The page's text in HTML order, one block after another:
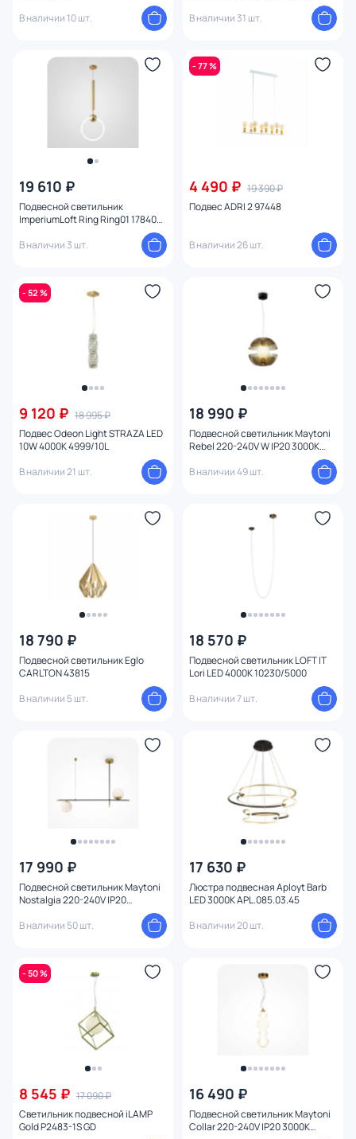
В наличии 10 шт.
В наличии 31 шт.
19 610 ₽
Подвесной светильник
ImperiumLoft Ring Ring01 178407-
В наличии 3 шт.
- 77 %
4 490 ₽ 19 390 ₽
Подвес ADRI 2 97448
В наличии 26 шт.
- 52 %
9 120 ₽ 18 995 ₽
Подвес Odeon Light STRAZA LED
10W 4000K 4999/10L
В наличии 21 шт.
18 990 ₽
Подвесной светильник Maytoni
Rebel 220-240V W IP20 3000K
В наличии 49 шт.
18 790 ₽
Подвесной светильник Eglo
CARLTON 43815
В наличии 5 шт.
18 570 ₽
Подвесной светильник LOFT IT
Lori LED 4000K 10230/5000
В наличии 7 шт.
17 990 ₽
Подвесной светильник Maytoni
Nostalgia 220-240V IP20
В наличии 50 шт.
17 630 ₽
Люстра подвесная Aployt Barb
LED 3000K APL.085.03.45
В наличии 20 шт.
- 50 %
8 545 ₽ 17 090 ₽
Светильник подвесной iLAMP
Gold P2483-1S GD
16 490 ₽
Подвесной светильник Maytoni
Collar 220-240V IP20 3000K